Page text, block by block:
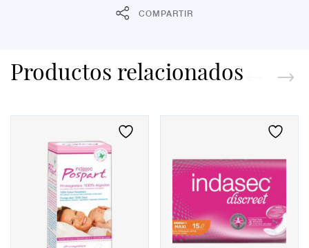
COMPARTIR
Productos relacionados